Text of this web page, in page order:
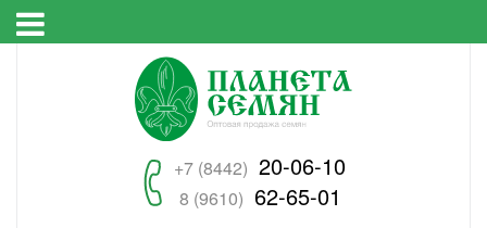
+7 (8442) 20-06-10
8 (9610) 62-65-01